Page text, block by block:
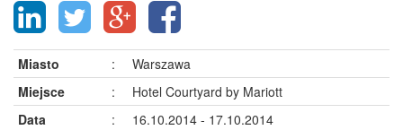
Miasto :
Warszawa
Miejsce
:
Hotel Courtyard by Mariott
Data
:
16.10.2014 - 17.10.2014